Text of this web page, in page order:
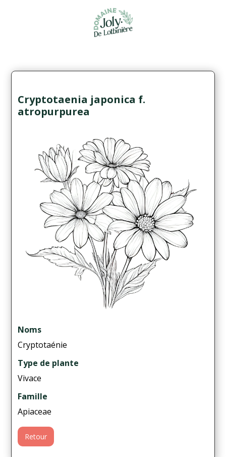
Cryptotaenia japonica f.
atropurpurea
Noms
Cryptotaénie
Type de plante
Vivace
Famille
Apiaceae
Retour